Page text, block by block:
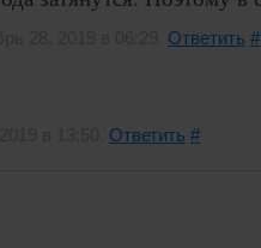
Ответить #
Ответить #